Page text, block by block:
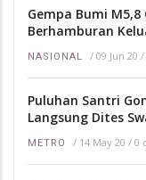
Gempa Bumi
Berhamburan
NASIONAL / 09 Jun 20 /
Puluhan Santri
Langsung Dites
METRO / 14 May 20 / 0